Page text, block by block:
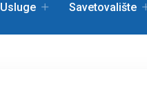
Usluge Savetovalište